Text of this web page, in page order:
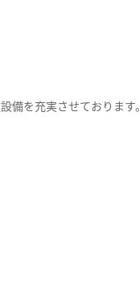
を充実させております。